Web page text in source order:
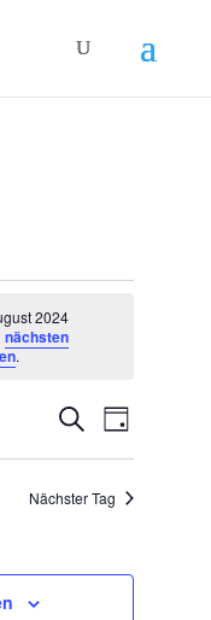
2024
nächsten
.
Suche
Ansichten,
SucheTag
Nächster Tag